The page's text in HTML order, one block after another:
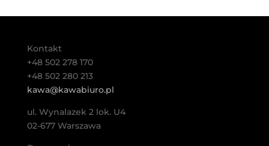
Kontakt
+48 502 278 170
+48 502 280 213
kawa@kawabiuro.pl
ul. Wynalazek 2 lok. U4
02-677 Warszawa